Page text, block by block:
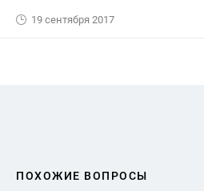
19 сентября 2017
ПОХОЖИЕ ВОПРОСЫ